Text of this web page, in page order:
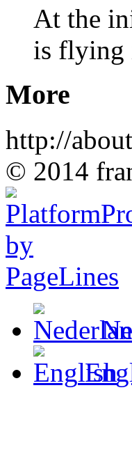
At the
is
More
http://
© 2014